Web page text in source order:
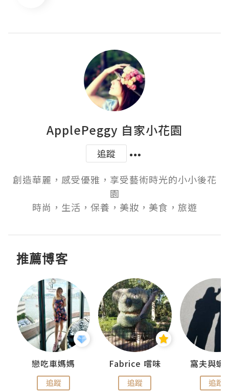
ApplePeggy 自家小花園
追蹤
創造華麗，感受優雅，享受藝術時光的小小後花
園
時尚，生活，保養，美妝，美食，旅遊
推薦博客
戀吃車媽媽
追蹤
Fabrice 嚐味
追蹤
窩夫與蝦
追蹤